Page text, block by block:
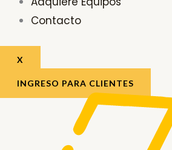
Contacto
X
INGRESO PARA CLIENTES